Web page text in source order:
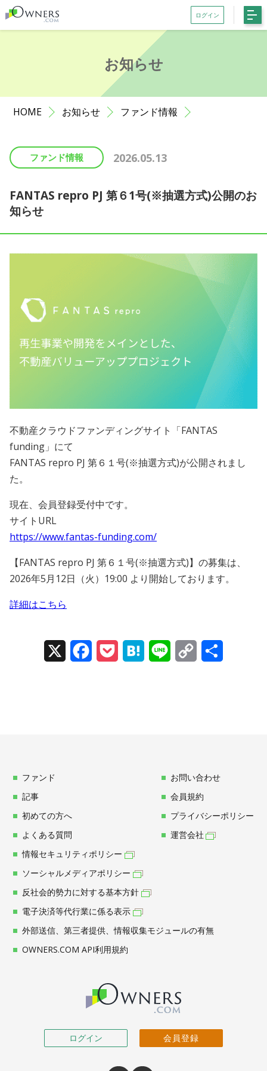
ログイン
会員登録がお済みでない方はこちら
お知らせ
サポート
初めての方へ よくある質問
お問い合わせ
利用規約等
プライバシーポリシー
情報セキュリティポリシー
電子決済等代行業に係る表示
外部送信、第三者提供、情報収集モジュールの有無
ログイン
お知らせ
HOME お知らせ ファンド情報
ファンド情報 2026.05.13
FANTAS repro PJ 第６1号(※抽選方式)公開のお
知らせ
不動産クラウドファンディングサイト「FANTAS
funding」にて
FANTAS repro PJ 第６１号(※抽選方式)が公開されまし
た。
現在、会員登録受付中です。
サイトURL
https://www.fantas-funding.com/
【FANTAS repro PJ 第６１号(※抽選方式)】の募集は、
2026年5月12日（火）19:00 より開始しております。
詳細はこちら
Facebook
Pocket Hatena Line
Copy
ログイン 会員登録
ファンド
記事
初めての方へ
よくある質問
お問い合わせ
会員規約
プライバシーポリシー
運営会社
情報セキュリティポリシー
ソーシャルメディアポリシー
反社会的勢力に対する基本方針
電子決済等代行業に係る表示
外部送信、第三者提供、情報収集モジュールの有無
OWNERS.COM API利用規約